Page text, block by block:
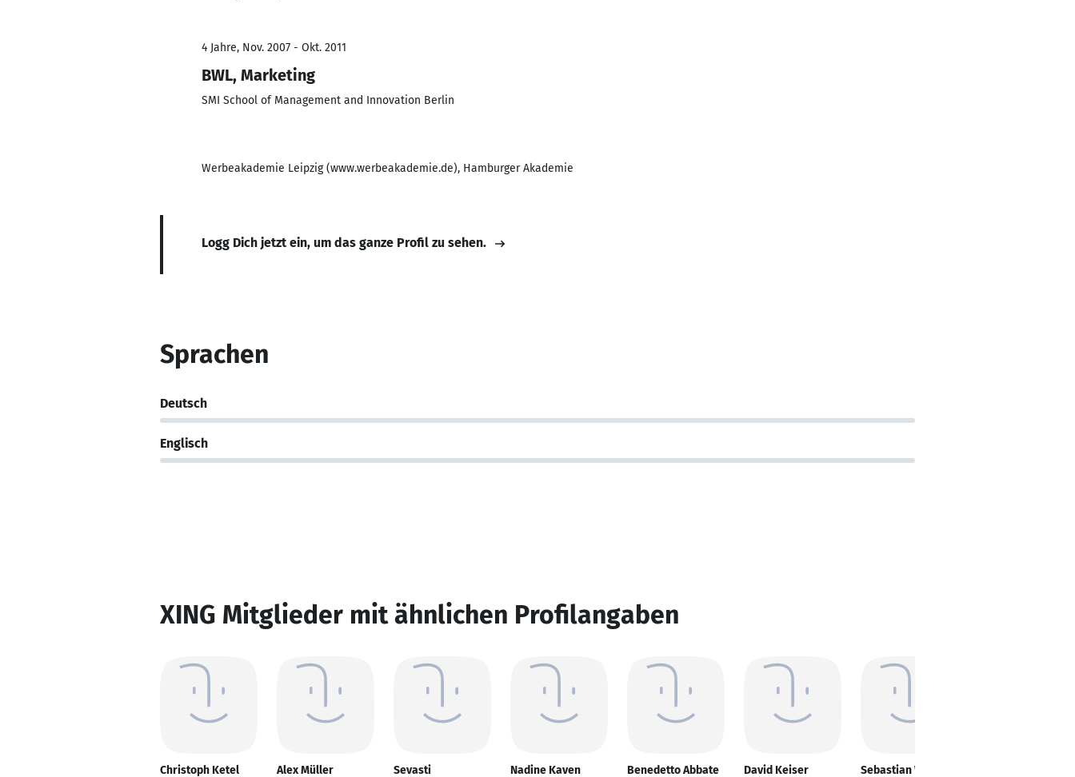
4 Jahre, Nov. 2007 - Okt. 2011
BWL, Marketing
SMI School of Management and Innovation Berlin
Werbeakademie Leipzig (www.werbeakademie.de), Hamburger Akademie
Logg Dich jetzt ein, um das ganze Profil zu sehen.
Sprachen
Deutsch
Englisch
XING Mitglieder mit ähnlichen Profilangaben
Christoph Ketel Alex Müller Sevasti Nadine Kaven Benedetto Abbate David Keiser Sebastian Wittig